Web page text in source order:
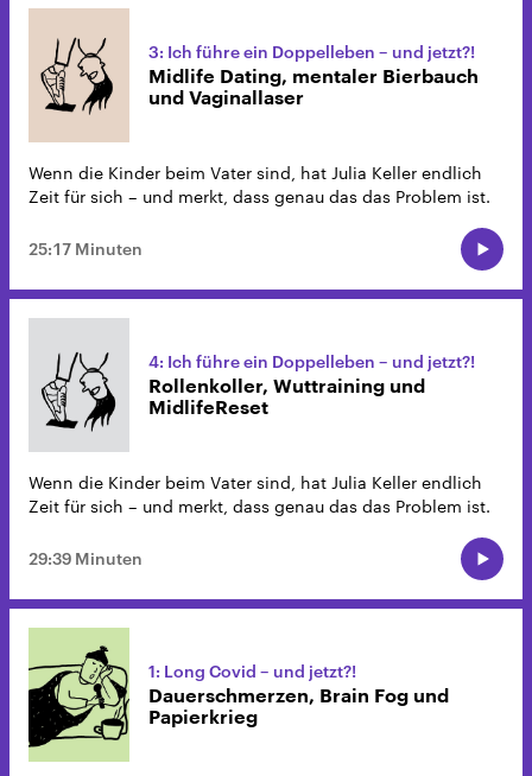
3: Ich führe ein Doppelleben – und jetzt?!
Midlife Dating, mentaler Bierbauch
und Vaginallaser
Wenn die Kinder beim Vater sind, hat Julia Keller endlich
Zeit für sich – und merkt, dass genau das das Problem ist.
25:17 Minuten
4: Ich führe ein Doppelleben – und jetzt?!
Rollenkoller, Wuttraining und
MidlifeReset
Wenn die Kinder beim Vater sind, hat Julia Keller endlich
Zeit für sich – und merkt, dass genau das das Problem ist.
29:39 Minuten
1: Long Covid – und jetzt?!
Dauerschmerzen, Brain Fog und
Papierkrieg